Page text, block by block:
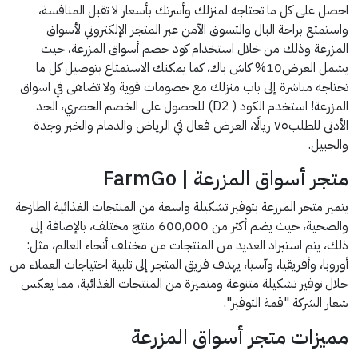
احصل على كل ما تحتاجه لمنزلك وأسرتك بأسعار لا تقبل المنافسة،
واستمتع براحة البال والتسوق الآمن عبر المتجر الإلكتروني لأسواق
المزرعة وذلك من خلال استخدام كود خصم أسواق المزرعة، حيث
يشمل العرض10% كاش باك، كما يمكنك الاستمتاع بتوصيل كل ما
تحتاجه مباشرة إلى باب منزلك مع خصومات قوية ولا تضاهى في اسواق
المزرعة! استخدم الكود ( D2) للحصول على الخصم الحصري، الحد
الأدنى للطلب٧٥ ريالًا، العرض فعال في الرياض والدمام والخبر وجدة
والجبيل.
متجر أسواق المزرعة | FarmGo
يتميز متجر المزرعة بتوفير تشكيلة واسعة من المنتجات الغذائية الطازجة
والصحية، حيث يضم أكثر من 600,000 منتج مختلف، بالإضافة إلى
ذلك، يتم استيراد العديد من المنتجات من مختلف أنحاء العالم، مثل:
أوروبا، وأفريقيا، وآسيا، يهدف فريق المتجر إلى تلبية احتياجات العملاء من
خلال توفير تشكيلة متنوعة ومتميزة من المنتجات الغذائية، مما يعكس
شعار الشركة "قمة التوفير".
مميزات متجر أسواق المزرعة